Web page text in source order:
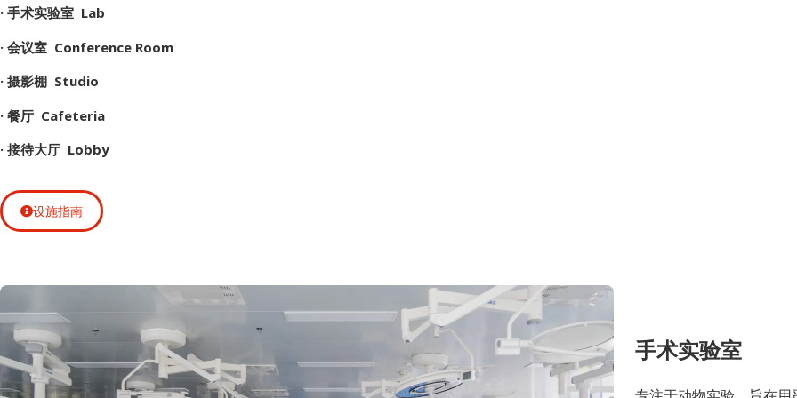
· 手术实验室 Lab
· 会议室 Conference Room
· 摄影棚 Studio
· 餐厅 Cafeteria
· 接待大厅 Lobby
设施指南
手术实验室